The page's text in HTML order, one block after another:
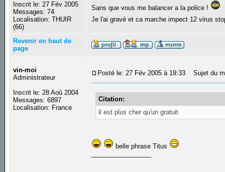
Inscrit le: 27 Fév 2005
Messages: 74
Localisation: THUIR
(66)
Sans que vous me balancer a la police !
Je l'ai gravé et ca marche impect 12 virus
Revenir en haut de
page
vin-moi
Administrateur
Inscrit le: 28 Aoû 2004
Messages: 6897
Localisation: France
Posté le: 27 Fév 2005 à 19:33 Sujet du
Citation:
il est plus cher qu'un gratuit
belle phrase Titus